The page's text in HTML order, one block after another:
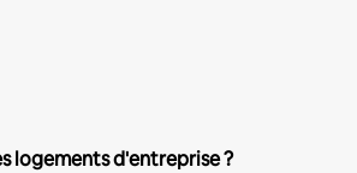
logements d'entreprise ?